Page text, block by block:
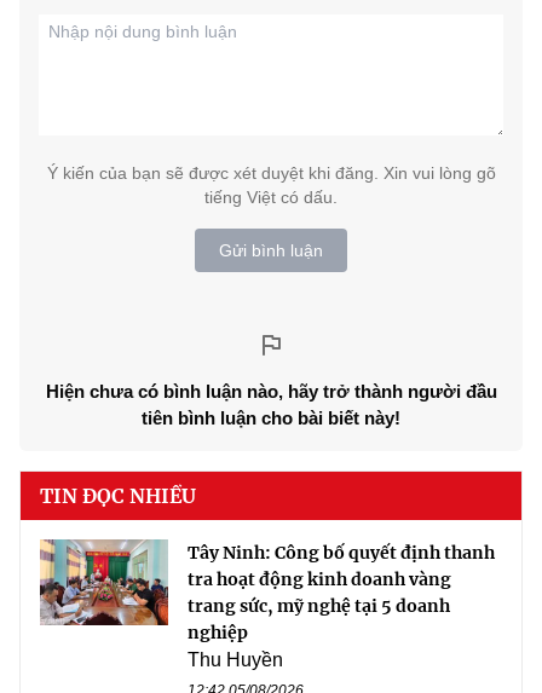
Ý kiến của bạn sẽ được xét duyệt khi đăng. Xin vui lòng gõ
tiếng Việt có dấu.
Gửi bình luận
Hiện chưa có bình luận nào, hãy trở thành người đầu
tiên bình luận cho bài biết này!
TIN ĐỌC NHIỀU
Tây Ninh: Công bố quyết định thanh
tra hoạt động kinh doanh vàng
trang sức, mỹ nghệ tại 5 doanh
nghiệp
Thu Huyền